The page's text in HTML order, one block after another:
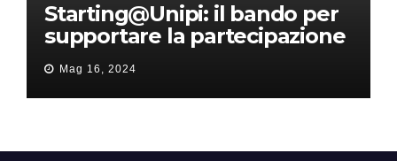
Starting@Unipi: il bando per
supportare la partecipazione
all’ERC Starting Grant
Mag 16, 2024